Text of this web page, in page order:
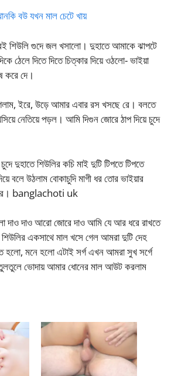
বউ যখন মাল চেটে খায়
শিউলি গুদে জল খসালো। দুহাতে আমাকে ঝাপটে
ঠেলে দিতে দিতে চিত্কার দিয়ে ওঠলো- ভাইয়া
দে।
ইরে, উড়ে আমার এবার রস খসছে রে। বলতে
নেতিয়ে পড়ল। আমি দিগুন জোরে ঠাপ দিয়ে চুদে
দুহাতে শিউলির কচি মাই দুটি টিপতে টিপতে
বলে উঠলাম বোকাচুদি মাগী ধর তোর ভাইয়ার
ধর। banglachoti uk
দাও দাও আরো জোরে দাও আমি যে আর ধরে রাখতে
একসাথে মাল খসে গেল আমরা দুটি দেহ
হলো, মনে হলো এটাই সর্গ এখন আমরা সুখ সর্গে
ভোদায় আমার ধোনের মাল আউট করলাম